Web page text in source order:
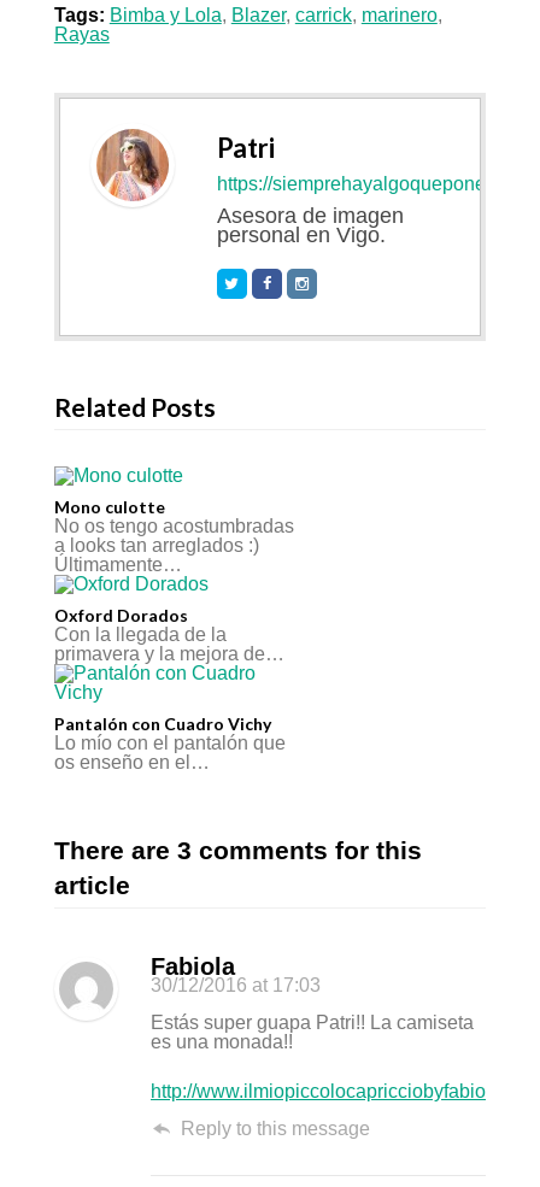
Tags: Bimba y Lola, Blazer, carrick, marinero,
Rayas
Patri
https://
Asesora de imagen
personal en Vigo.
Related Posts
Mono culotte
No os tengo acostumbradas
a looks tan arreglados :)
Últimamente…
Oxford Dorados
Con la llegada de la
primavera y la mejora de…
Pantalón con Cuadro Vichy
Lo mío con el pantalón que
os enseño en el…
There are 3 comments for this
article
Fabiola
30/12/2016 at 17:03
Estás super guapa Patri!! La camiseta
es una monada!!
http://
Reply to this message